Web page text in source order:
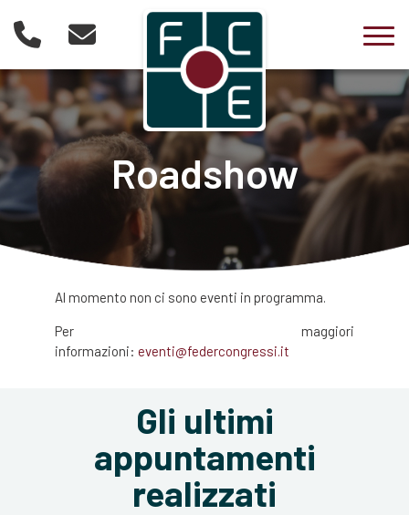
Roadshow
Al momento non ci sono eventi in programma.
Per maggiori
informazioni: eventi@federcongressi.it
Gli ultimi
appuntamenti
realizzati